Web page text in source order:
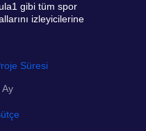
gibi tüm spor
izleyicilerine
Süresi
Ay